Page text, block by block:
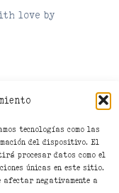
tecnologías como las
del dispositivo. El
procesar datos como el
únicas en este sitio.
afectar negativamente a
love by